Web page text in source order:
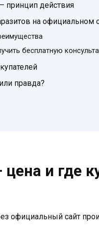
принцип действия
на официальном
бесплатную
правда?
и где
официальный сайт